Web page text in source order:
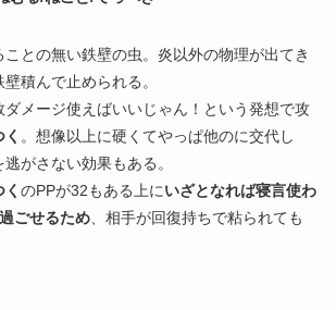
との無い鉄壁の虫。炎以外の物理が出てき
積んで止められる。
ダメージ使えばいいじゃん！という発想で攻
。想像以上に硬くてやっぱ他のに交代し
がさない効果もある。
のPPが32もある上にいざとなれば寝言使わ
ごせるため、相手が回復持ちで粘られても